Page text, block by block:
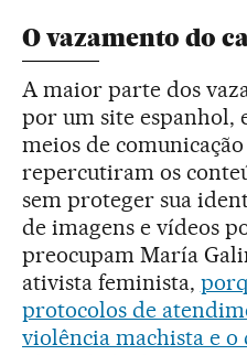
O vazamento do
A maior parte dos
por um site espanhol,
meios de
repercutiram os
sem proteger sua
de imagens e vídeos
preocupam María
ativista feminista,
protocolos de
violência machista e